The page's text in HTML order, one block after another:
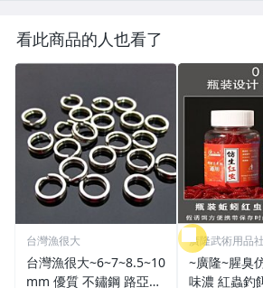
看此商品的人也看了
台灣漁很大
台灣漁很大~6~7~8.5~10
mm 優質 不鏽鋼 路亞環
廣隆武術用品社
~廣隆~腥臭
味濃 紅蟲釣